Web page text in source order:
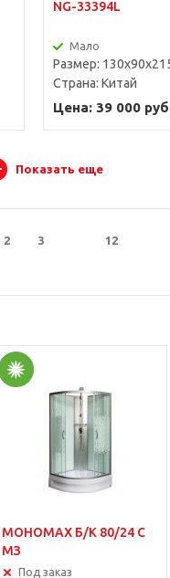
NG-33394L
Мало
Размер:
Страна: Китай
Цена: 39 000
Показать еще
2 3 12
МОНОМАХ Б/К 80/24 С
МЗ
Под заказ